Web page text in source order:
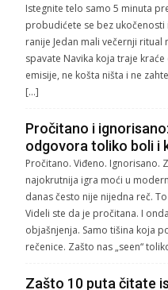
Istegnite telo samo 5 minuta
probudićete se bez
ranije Jedan mali večernji
spavate Navika koja traje
emisije, ne košta ništa i ne
[…]
Pročitano i
odgovora toliko boli i
Pročitano. Viđeno. Ignorisano.
najokrutnija igra moći u
danas često nije nijedna reč.
Videli ste da je pročitana. I
objašnjenja. Samo tišina koja
rečenice. Zašto nas „seen“
Zašto 10 puta čitate